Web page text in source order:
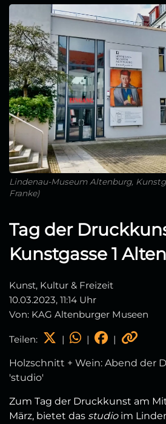
Lindenau-Museum Altenburg,
Franke)
Tag der
Kunstgasse 1
Kunst, Kultur & Freizeit
10.03.2023, 11:14 Uhr
Von: KAG Altenburger Museen
Teilen: | | |
Holzschnitt + Wein: Abend der
'studio'
Zum Tag der Druckkunst am
März, bietet das studioim